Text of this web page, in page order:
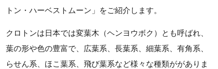
トン・ハーベストムーン」をご紹介します。
クロトンは日本では変葉木（ヘンヨウボク）とも呼ばれ、
葉の形や色の豊富で、広葉系、長葉系、細葉系、有角系、
らせん系、ほこ葉系、飛び葉系など様々な種類ががありま